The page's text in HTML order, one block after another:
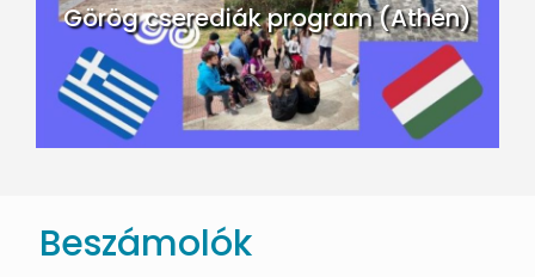
Görög cserediák program (Athén)
Beszámolók